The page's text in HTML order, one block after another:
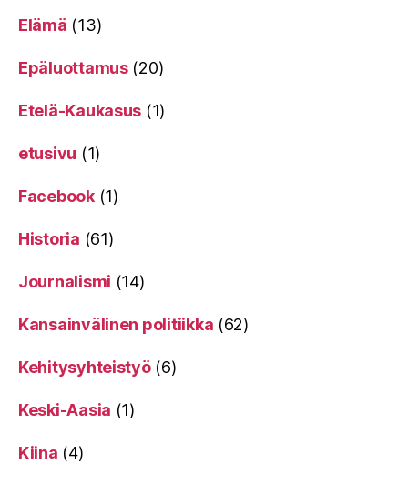
Elämä (13)
Epäluottamus(20)
Etelä-Kaukasus (1)
etusivu (1)
Facebook(1)
Historia (61)
Journalismi (14)
Kansainvälinen politiikka (62)
Kehitysyhteistyö(6)
Keski-Aasia (1)
Kiina (4)